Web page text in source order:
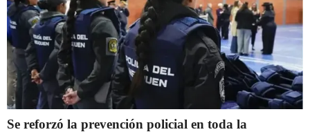
Se reforzó la prevención policial en toda la